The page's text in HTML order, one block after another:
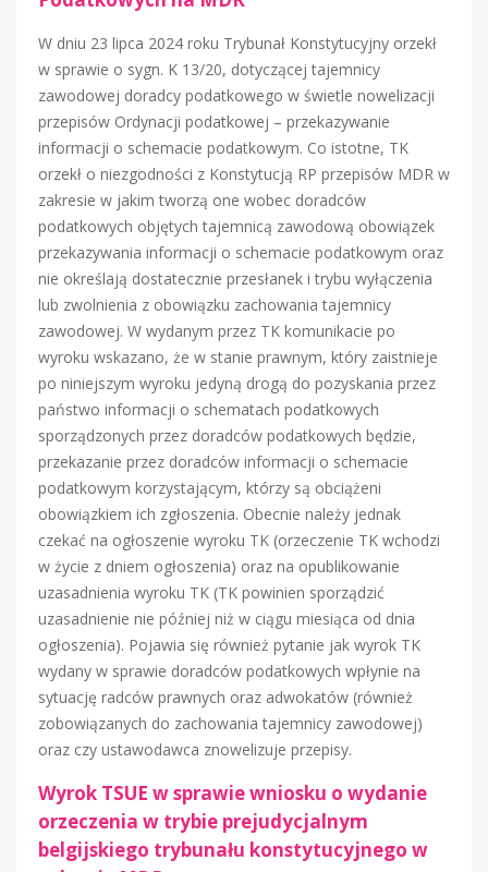
W dniu 23 lipca 2024 roku Trybunał Konstytucyjny orzekł
w sprawie o sygn. K 13/20, dotyczącej tajemnicy
zawodowej doradcy podatkowego w świetle nowelizacji
przepisów Ordynacji podatkowej – przekazywanie
informacji o schemacie podatkowym. Co istotne, TK
orzekł o niezgodności z Konstytucją RP przepisów MDR w
zakresie w jakim tworzą one wobec doradców
podatkowych objętych tajemnicą zawodową obowiązek
przekazywania informacji o schemacie podatkowym oraz
nie określają dostatecznie przesłanek i trybu wyłączenia
lub zwolnienia z obowiązku zachowania tajemnicy
zawodowej. W wydanym przez TK komunikacie po
wyroku wskazano, że w stanie prawnym, który zaistnieje
po niniejszym wyroku jedyną drogą do pozyskania przez
państwo informacji o schematach podatkowych
sporządzonych przez doradców podatkowych będzie,
przekazanie przez doradców informacji o schemacie
podatkowym korzystającym, którzy są obciążeni
obowiązkiem ich zgłoszenia. Obecnie należy jednak
czekać na ogłoszenie wyroku TK (orzeczenie TK wchodzi
w życie z dniem ogłoszenia) oraz na opublikowanie
uzasadnienia wyroku TK (TK powinien sporządzić
uzasadnienie nie później niż w ciągu miesiąca od dnia
ogłoszenia). Pojawia się również pytanie jak wyrok TK
wydany w sprawie doradców podatkowych wpłynie na
sytuację radców prawnych oraz adwokatów (również
zobowiązanych do zachowania tajemnicy zawodowej)
oraz czy ustawodawca znowelizuje przepisy.
Wyrok TSUE w sprawie wniosku o wydanie
orzeczenia w trybie prejudycjalnym
belgijskiego trybunału konstytucyjnego w